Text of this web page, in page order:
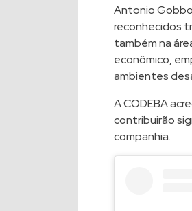
Antonio Gobbo
reconhecidos
também na
econômico,
ambientes
A CODEBA
contribuirão
companhia.